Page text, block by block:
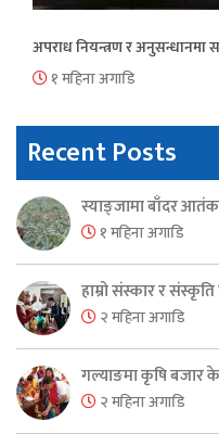
अपराध नियन्त्रण र अनुसन्धानमा
१ महिना अगाडि
Recent Posts
स्याङ्जामा बाँदर आतंक
१ महिना अगाडि
हाम्रो संस्कार र
२ महिना अगाडि
गल्याङमा कृषि बजार
२ महिना अगाडि